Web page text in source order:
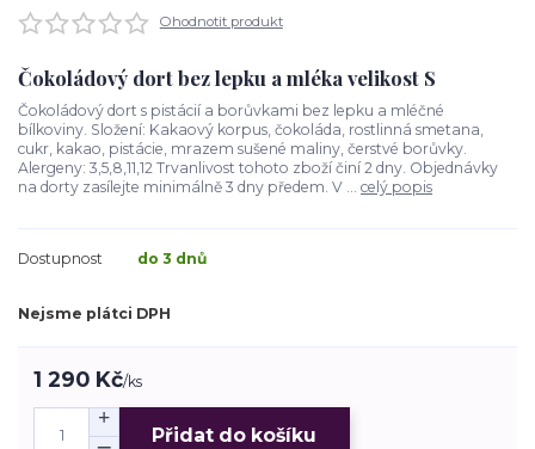
Ohodnotit produkt
Čokoládový dort bez lepku a mléka velikost S
Čokoládový dort s pistácií a borůvkami bez lepku a mléčné
bílkoviny. Složení: Kakaový korpus, čokoláda, rostlinná smetana,
cukr, kakao, pistácie, mrazem sušené maliny, čerstvé borůvky.
Alergeny: 3,5,8,11,12 Trvanlivost tohoto zboží činí 2 dny. Objednávky
na dorty zasílejte minimálně 3 dny předem. V ... celý popis
Dostupnost do 3 dnů
Nejsme plátci DPH
1 290 Kč/ks
Přidat do košíku